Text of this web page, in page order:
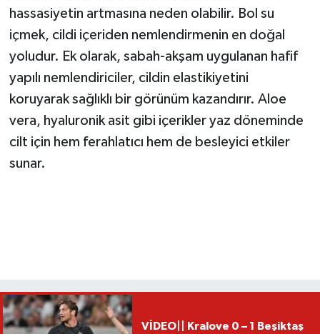
hassasiyetin artmasına neden olabilir. Bol su
içmek, cildi içeriden nemlendirmenin en doğal
yoludur. Ek olarak, sabah-akşam uygulanan hafif
yapılı nemlendiriciler, cildin elastikiyetini
koruyarak sağlıklı bir görünüm kazandırır. Aloe
vera, hyaluronik asit gibi içerikler yaz döneminde
cilt için hem ferahlatıcı hem de besleyici etkiler
sunar.
VİDEO|| Kralove 0 – 1 Beşiktaş